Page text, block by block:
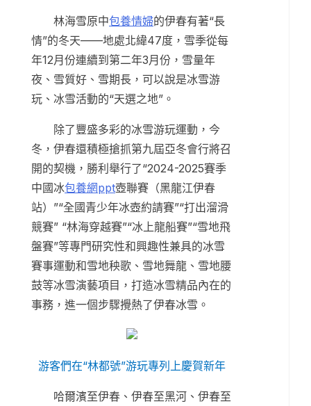
林海雪原中包養情婦的伊春有著“長
情”的冬天——地處北緯47度，雪季從每
年12月份連續到第二年3月份，雪量年
夜、雪質好、雪期長，可以說是冰雪游
玩、冰雪活動的“天選之地”。
除了豐盛多彩的冰雪游玩運動，今
冬，伊春還積極搶抓第九屆亞冬會行將召
開的契機，勝利舉行了“2024-2025賽季
中國冰包養網ppt壺聯賽（黑龍江伊春
站）”“全國青少年冰壺約請賽”“打出溜滑
競賽” “林海穿越賽”“冰上龍船賽”“雪地飛
盤賽”等專門研究性和興趣性兼具的冰雪
賽事運動和雪地秧歌、雪地舞龍、雪地腰
鼓等冰雪演藝項目，打造冰雪精品內在的
事務，進一個步驟攪熱了伊春冰雪。
游客們在“林都號”游玩專列上慶賀新年
哈爾濱至伊春、伊春至黑河、伊春至